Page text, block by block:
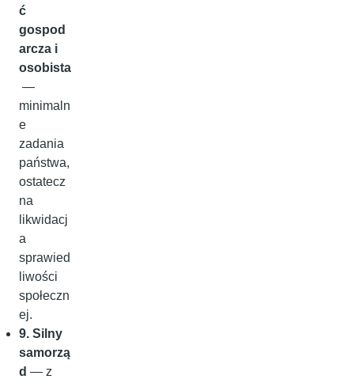
ć
gospod
arcza i
osobista
—
minimaln
e
zadania
państwa,
ostatecz
na
likwidacj
a
sprawied
liwości
społeczn
ej.
9. Silny
samorzą
d — z